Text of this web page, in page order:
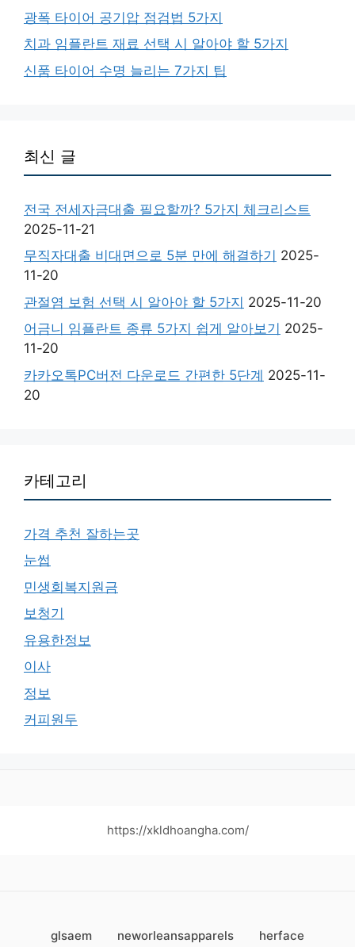
광폭 타이어 공기압 점검법 5가지
치과 임플란트 재료 선택 시 알아야 할 5가지
신품 타이어 수명 늘리는 7가지 팁
최신 글
전국 전세자금대출 필요할까? 5가지 체크리스트
2025-11-21
무직자대출 비대면으로 5분 만에 해결하기 2025-
11-20
관절염 보험 선택 시 알아야 할 5가지 2025-11-20
어금니 임플란트 종류 5가지 쉽게 알아보기 2025-
11-20
카카오톡PC버전 다운로드 간편한 5단계 2025-11-
20
카테고리
가격 추천 잘하는곳
눈썹
민생회복지원금
보청기
유용한정보
이사
정보
커피원두
https://xkldhoangha.com/
glsaem neworleansapparels
herface